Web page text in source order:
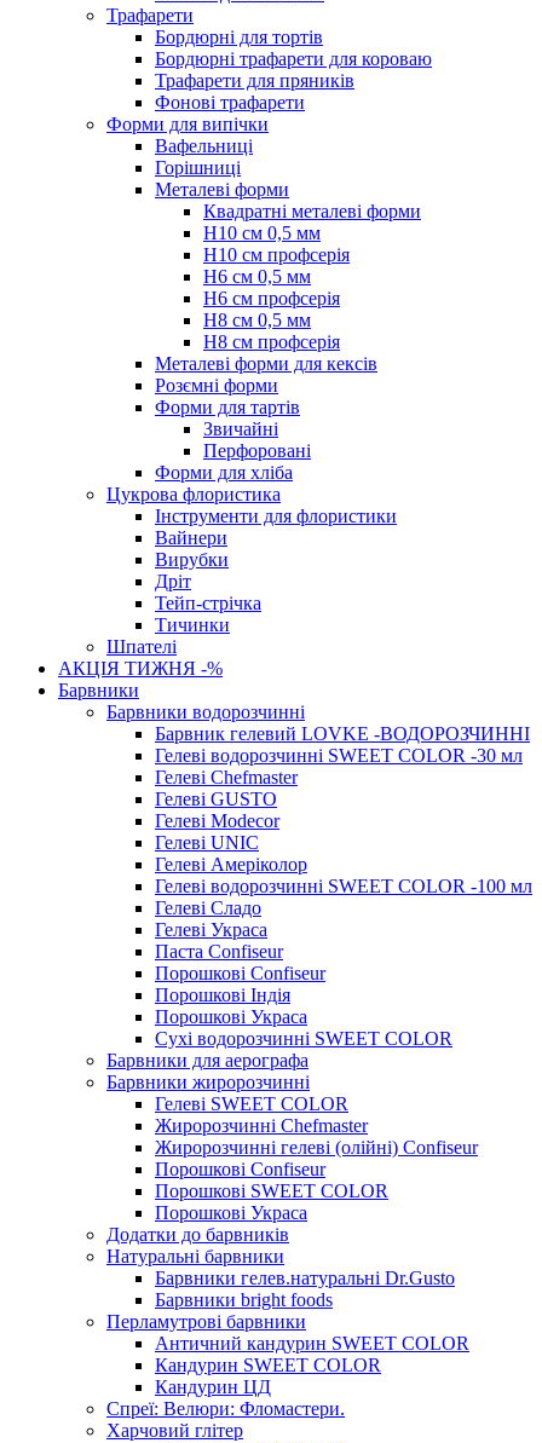
Трафарети
Бордюрні для тортів
Бордюрні трафарети для короваю
Трафарети для пряників
Фонові трафарети
Форми для випічки
Вафельниці
Горішниці
Металеві форми
Квадратні металеві форми
Н10 см 0,5 мм
Н10 см профсерія
Н6 см 0,5 мм
Н6 см профсерія
Н8 см 0,5 мм
Н8 см профсерія
Металеві форми для кексів
Розємні форми
Форми для тартів
Звичайні
Перфоровані
Форми для хліба
Цукрова флористика
Інструменти для флористики
Вайнери
Вирубки
Дріт
Тейп-стрічка
Тичинки
Шпателі
АКЦІЯ ТИЖНЯ -%
Барвники
Барвники водорозчинні
Барвник гелевий LOVKE -ВОДОРОЗЧИННІ
Гелеві водорозчинні SWEET COLOR -30 мл
Гелеві Chefmaster
Гелеві GUSTO
Гелеві Modecor
Гелеві UNIC
Гелеві Амеріколор
Гелеві водорозчинні SWEET COLOR -100 мл
Гелеві Сладо
Гелеві Украса
Паста Confiseur
Порошкові Confiseur
Порошкові Індія
Порошкові Украса
Сухі водорозчинні SWEET COLOR
Барвники для аерографа
Барвники жиророзчинні
Гелеві SWEET COLOR
Жиророзчинні Chefmaster
Жиророзчинні гелеві (олійні) Confiseur
Порошкові Confiseur
Порошкові SWEET COLOR
Порошкові Украса
Додатки до барвників
Натуральні барвники
Барвники гелев.натуральні Dr.Gusto
Барвники bright foods
Перламутрові барвники
Античний кандурин SWEET COLOR
Кандурин SWEET COLOR
Кандурин ЦД
Спреї: Велюри: Фломастери.
Харчовий глітер